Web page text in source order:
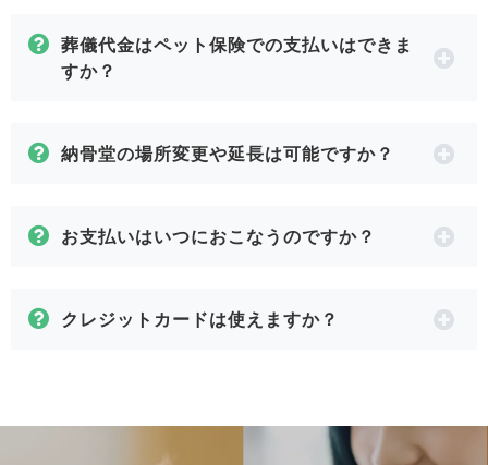
葬儀代金はペット保険での支払いはできま
すか？
納骨堂の場所変更や延長は可能ですか？
お支払いはいつにおこなうのですか？
クレジットカードは使えますか？